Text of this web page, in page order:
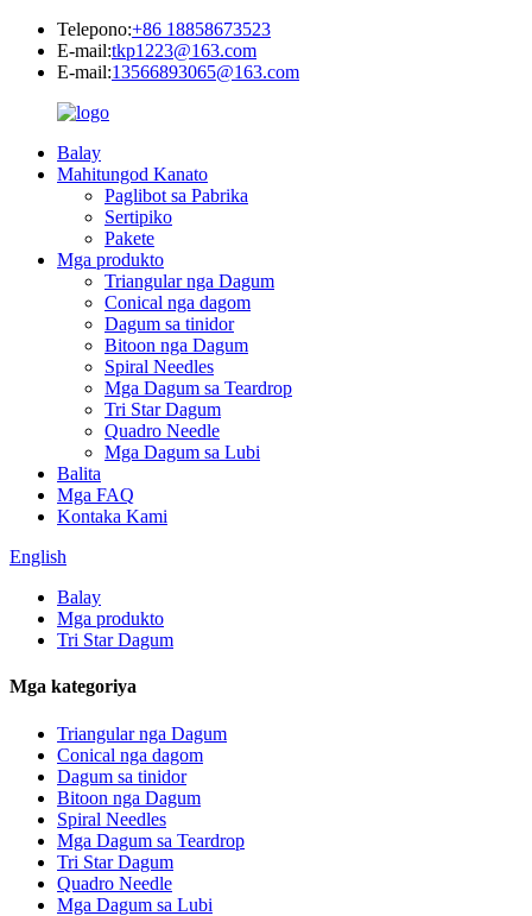
Telepono:+86 18858673523
E-mail:tkp1223@163.com
E-mail:13566893065@163.com
Balay
Mahitungod Kanato
Paglibot sa Pabrika
Sertipiko
Pakete
Mga produkto
Triangular nga Dagum
Conical nga dagom
Dagum sa tinidor
Bitoon nga Dagum
Spiral Needles
Mga Dagum sa Teardrop
Tri Star Dagum
Quadro Needle
Mga Dagum sa Lubi
Balita
Mga FAQ
Kontaka Kami
English
Balay
Mga produkto
Tri Star Dagum
Mga kategoriya
Triangular nga Dagum
Conical nga dagom
Dagum sa tinidor
Bitoon nga Dagum
Spiral Needles
Mga Dagum sa Teardrop
Tri Star Dagum
Quadro Needle
Mga Dagum sa Lubi